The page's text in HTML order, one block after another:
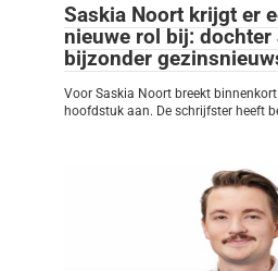
Saskia Noort krijgt er
nieuwe rol bij:
bijzonder
Voor Saskia Noort breekt
hoofdstuk aan. De schrijfster heeft